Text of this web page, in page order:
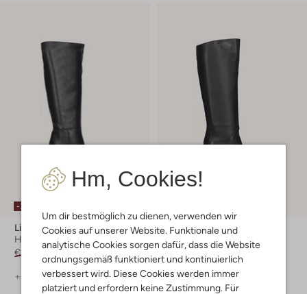
Hm, Cookies!
Um dir bestmöglich zu dienen, verwenden wir
Cookies auf unserer Website. Funktionale und
analytische Cookies sorgen dafür, dass die Website
ordnungsgemäß funktioniert und kontinuierlich
verbessert wird. Diese Cookies werden immer
platziert und erfordern keine Zustimmung. Für
-30%
Lina Locchi
Hohe Stiefel
€ 269,99
€ 188,99
+ mehr farben
Lina Locchi
Hohe Stiefel
€ 249,99
€ 174,99
+ mehr farben